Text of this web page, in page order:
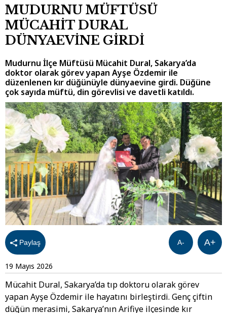
MUDURNU MÜFTÜSÜ
MÜCAHİT DURAL
DÜNYAEVİNE GİRDİ
Mudurnu İlçe Müftüsü Mücahit Dural, Sakarya’da
doktor olarak görev yapan Ayşe Özdemir ile
düzenlenen kır düğünüyle dünyaevine girdi. Düğüne
çok sayıda müftü, din görevlisi ve davetli katıldı.
Paylaş A+
A-
19 Mayıs 2026
Mücahit Dural, Sakarya’da tıp doktoru olarak görev
yapan Ayşe Özdemir ile hayatını birleştirdi. Genç çiftin
düğün merasimi, Sakarya’nın Arifiye ilçesinde kır